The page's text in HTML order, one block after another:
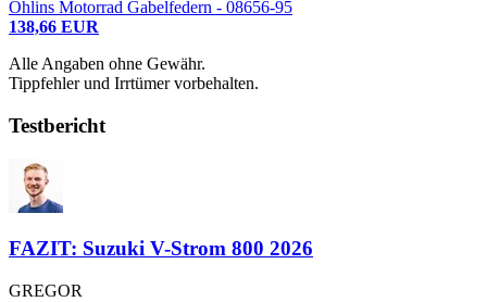
Öhlins Motorrad Gabelfedern - 08656-95
138,66 EUR
Alle Angaben ohne Gewähr.
Tippfehler und Irrtümer vorbehalten.
Testbericht
FAZIT: Suzuki V-Strom 800 2026
GREGOR